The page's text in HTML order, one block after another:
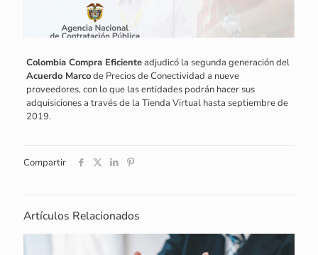
Colombia Compra Eficienteadjudicó la segunda generación del
Acuerdo Marcode Precios de Conectividad a nueve
proveedores, con lo que las entidades podrán hacer sus
adquisiciones a través de la Tienda Virtual hasta septiembre de
2019.
Compartir
Artículos Relacionados